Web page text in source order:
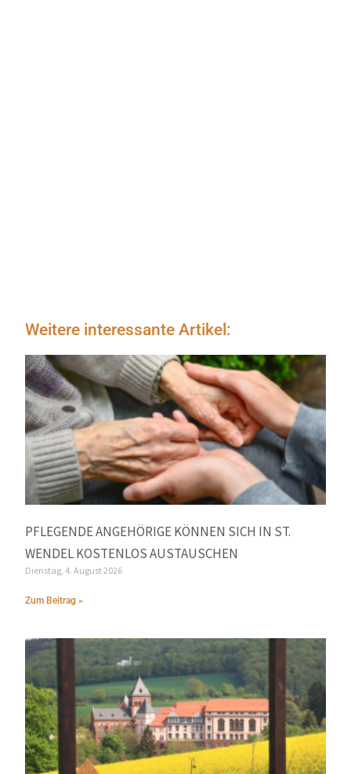
Weitere interessante Artikel:
PFLEGENDE ANGEHÖRIGE KÖNNEN SICH IN ST.
WENDEL KOSTENLOS AUSTAUSCHEN
Dienstag, 4. August 2026
Zum Beitrag »